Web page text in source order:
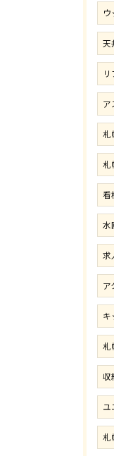
天
ア
札
札
看
水
求
ア
キ
札
収
ユ
札